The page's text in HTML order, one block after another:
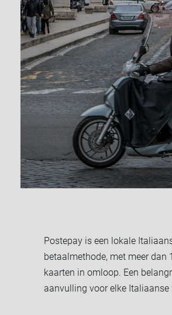
Postepay is een lokale
betaalmethode, met meer dan
kaarten in omloop. Een
aanvulling voor elke Italiaanse